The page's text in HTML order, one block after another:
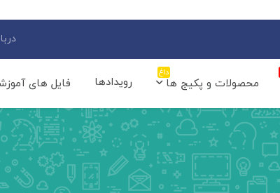
محصولات و پکیج ها
داغ
رویدادها فایل های